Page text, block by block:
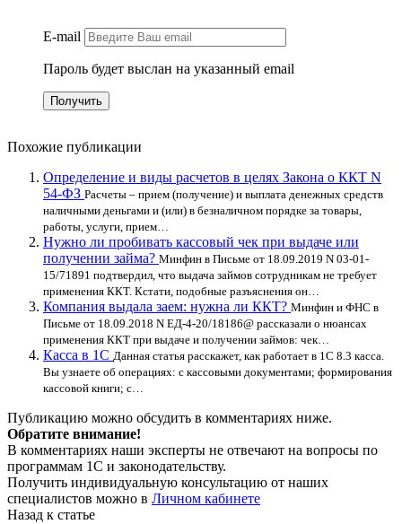
E-mail
Пароль будет выслан на указанный email
Похожие публикации
Определение и виды расчетов в целях Закона о ККТ N
54-ФЗ Расчеты – прием (получение) и выплата денежных средств
наличными деньгами и (или) в безналичном порядке за товары,
работы, услуги, прием…
Нужно ли пробивать кассовый чек при выдаче или
получении займа? Минфин в Письме от 18.09.2019 N 03-01-
15/71891 подтвердил, что выдача займов сотрудникам не требует
применения ККТ. Кстати, подобные разъяснения он…
Компания выдала заем: нужна ли ККТ? Минфин и ФНС в
Письме от 18.09.2018 N ЕД-4-20/18186@ рассказали о нюансах
применения ККТ при выдаче и получении займов: чек…
Касса в 1С Данная статья расскажет, как работает в 1С 8.3 касса.
Вы узнаете об операциях: с кассовыми документами; формирования
кассовой книги; с…
Публикацию можно обсудить в комментариях ниже.
Обратите внимание!
В комментариях наши эксперты не отвечают на вопросы по
программам 1С и законодательству.
Получить индивидуальную консультацию от наших
специалистов можно в Личном кабинете
Назад к статье